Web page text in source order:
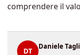
comprendere il
DT
Daniele